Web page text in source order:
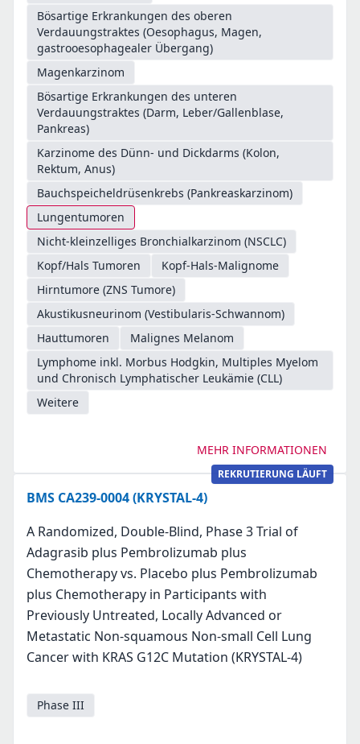
Bösartige Erkrankungen des oberen
Verdauungstraktes (Oesophagus, Magen,
gastrooesophagealer Übergang)
Magenkarzinom
Bösartige Erkrankungen des unteren
Verdauungstraktes (Darm, Leber/Gallenblase,
Pankreas)
Karzinome des Dünn- und Dickdarms (Kolon,
Rektum, Anus)
Bauchspeicheldrüsenkrebs (Pankreaskarzinom)
Lungentumoren
Nicht-kleinzelliges Bronchialkarzinom (NSCLC)
Kopf/Hals Tumoren
Kopf-Hals-Malignome
Hirntumore (ZNS Tumore)
Akustikusneurinom (Vestibularis-Schwannom)
Hauttumoren
Malignes Melanom
Lymphome inkl. Morbus Hodgkin, Multiples Myelom
und Chronisch Lymphatischer Leukämie (CLL)
Weitere
MEHR INFORMATIONEN
REKRUTIERUNG LÄUFT
BMS CA239-0004 (KRYSTAL-4)
A Randomized, Double-Blind, Phase 3 Trial of
Adagrasib plus Pembrolizumab plus
Chemotherapy vs. Placebo plus Pembrolizumab
plus Chemotherapy in Participants with
Previously Untreated, Locally Advanced or
Metastatic Non-squamous Non-small Cell Lung
Cancer with KRAS G12C Mutation (KRYSTAL-4)
Phase III